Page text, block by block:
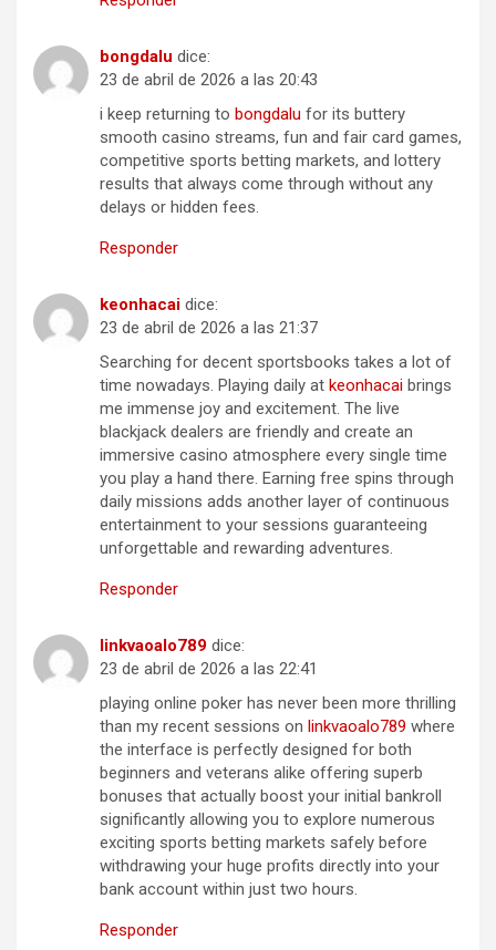
b​on​g​da​l​u dice:
23 de abril de 2026 a las 20:43
i keep returning to b​on​gd​alu for its buttery
smooth casino streams, fun and fair card games,
competitive sports betting markets, and lottery
results that always come through without any
delays or hidden fees.
Responder
ke​o​n​ha​c​ai dice:
23 de abril de 2026 a las 21:37
Searching for decent sportsbooks takes a lot of
time nowadays. Playing daily at k​eon​h​aca​i brings
me immense joy and excitement. The live
blackjack dealers are friendly and create an
immersive casino atmosphere every single time
you play a hand there. Earning free spins through
daily missions adds another layer of continuous
entertainment to your sessions guaranteeing
unforgettable and rewarding adventures.
Responder
link​v​aoal​o​7​89 dice:
23 de abril de 2026 a las 22:41
playing online poker has never been more thrilling
than my recent sessions on li​n​kv​a​o​alo​7​89 where
the interface is perfectly designed for both
beginners and veterans alike offering superb
bonuses that actually boost your initial bankroll
significantly allowing you to explore numerous
exciting sports betting markets safely before
withdrawing your huge profits directly into your
bank account within just two hours.
Responder